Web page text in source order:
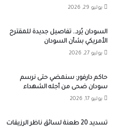
يوليو 29, 2026
السودان يُرد.. تفاصيل جديدة للمقترح
الأمريكي بشأن السودان
يوليو 27, 2026
حاكم دارفور: سنمضي حتى نرسم
سودان ضحى من أجله الشهداء
يوليو 17, 2026
تسديد 20 طعنة لسائق ناظر الرزيقات